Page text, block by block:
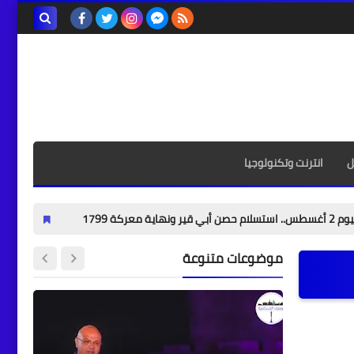
انترنت وتكنولوجيا
معركة أبي قير البحرية:
موضوعات متنوعة
أخبار